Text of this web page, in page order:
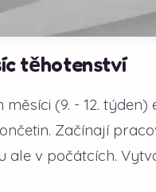
těhotenství
(9. - 12.
Začínají
ale v počátcích.